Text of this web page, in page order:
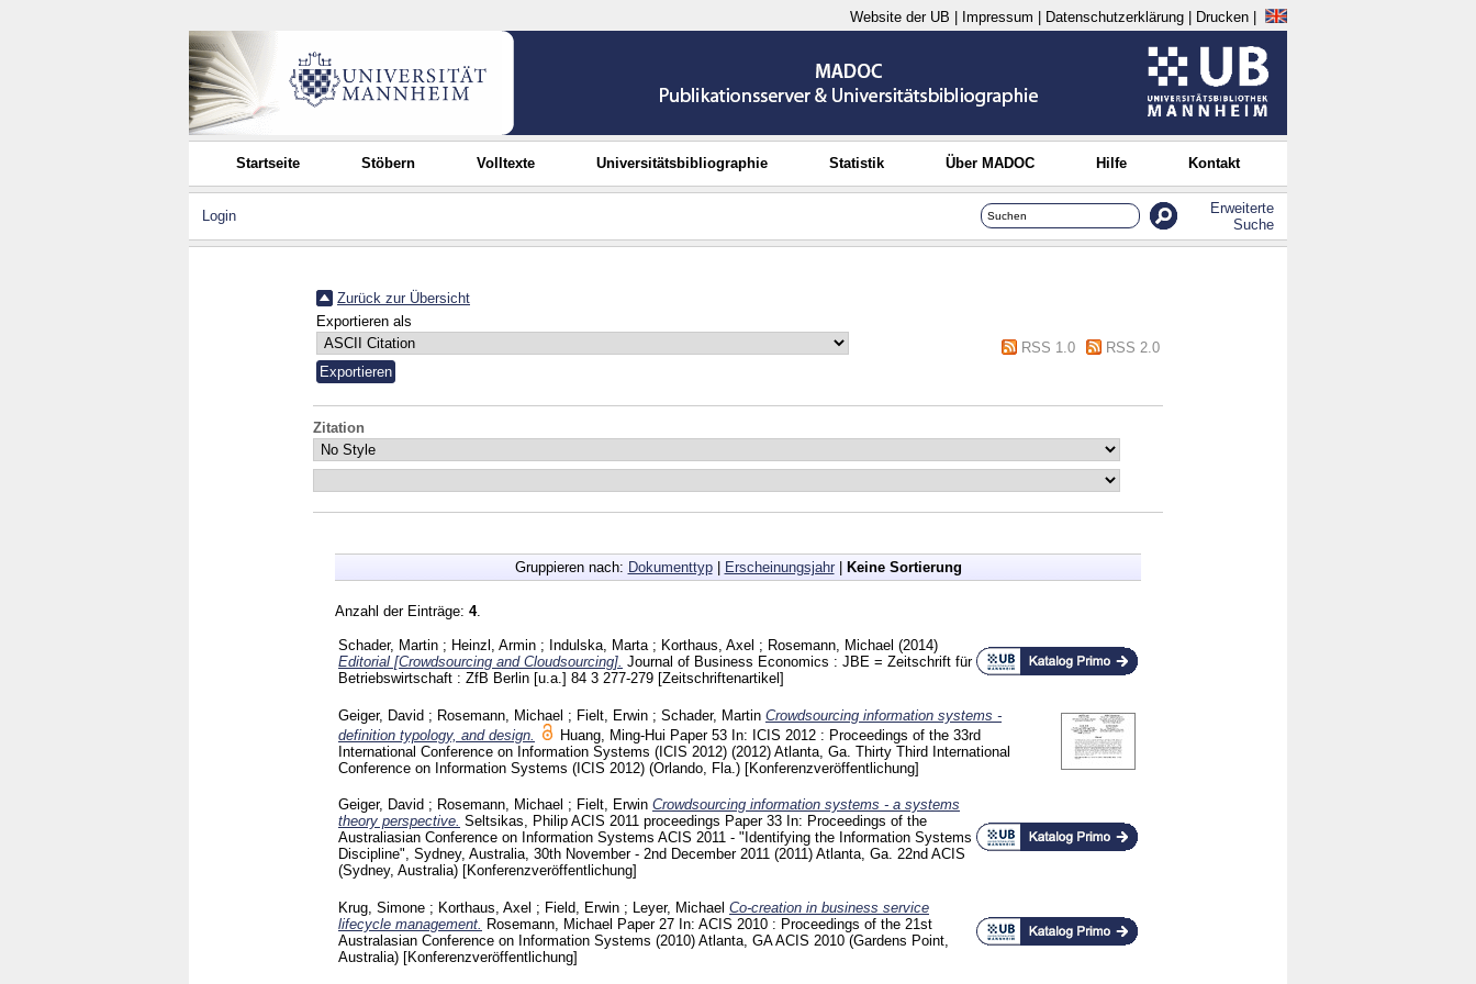
Website der UB Impressum Datenschutzerklärung Drucken
Startseite Stöbern Volltexte Universitätsbibliographie Statistik Über MADOC Hilfe Kontakt
Login
Erweiterte
Suche
Zurück zur Übersicht
Exportieren als
RSS 1.0
RSS 2.0
Zitation
Gruppieren nach: Dokumenttyp| Erscheinungsjahr| Keine Sortierung
Anzahl der Einträge: 4.
Schader, Martin ; Heinzl, Armin ; Indulska, Marta ; Korthaus, Axel ; Rosemann, Michael (2014)
Editorial [Crowdsourcing and Cloudsourcing]. Journal of Business Economics : JBE = Zeitschrift für
Betriebswirtschaft : ZfB Berlin [u.a.] 84 3 277-279 [Zeitschriftenartikel]
Geiger, David ; Rosemann, Michael ; Fielt, Erwin ; Schader, Martin Crowdsourcing information systems -
definition typology, and design.
Huang, Ming-Hui Paper 53 In: ICIS 2012 : Proceedings of the 33rd
International Conference on Information Systems (ICIS 2012) (2012) Atlanta, Ga. Thirty Third International
Conference on Information Systems (ICIS 2012) (Orlando, Fla.) [Konferenzveröffentlichung]
Geiger, David ; Rosemann, Michael ; Fielt, Erwin Crowdsourcing information systems - a systems
theory perspective. Seltsikas, Philip ACIS 2011 proceedings Paper 33 In: Proceedings of the
Australiasian Conference on Information Systems ACIS 2011 - "Identifying the Information Systems
Discipline", Sydney, Australia, 30th November - 2nd December 2011 (2011) Atlanta, Ga. 22nd ACIS
(Sydney, Australia) [Konferenzveröffentlichung]
Krug, Simone ; Korthaus, Axel ; Field, Erwin ; Leyer, Michael Co-creation in business service
lifecycle management. Rosemann, Michael Paper 27 In: ACIS 2010 : Proceedings of the 21st
Australasian Conference on Information Systems (2010) Atlanta, GAACIS 2010 (Gardens Point,
Australia) [Konferenzveröffentlichung]